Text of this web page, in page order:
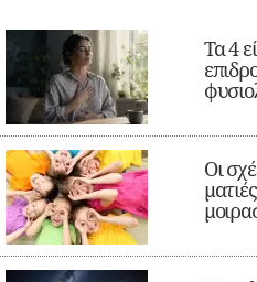
Τα 4
Οι